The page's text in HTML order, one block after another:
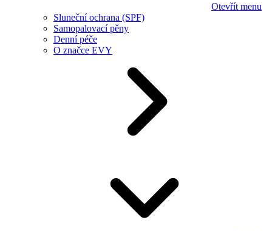
Otevřít menu
Sluneční ochrana (SPF)
Samopalovací pěny
Denní péče
O značce EVY